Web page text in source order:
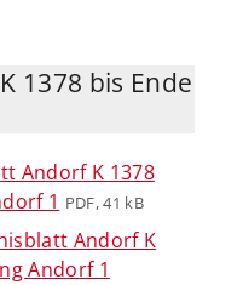
1378 bis Ende
Andorf K 1378
1 PDF, 41 kB
Andorf K
Andorf 1